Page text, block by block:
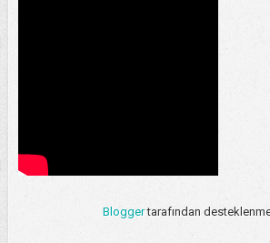
Bloggertarafından